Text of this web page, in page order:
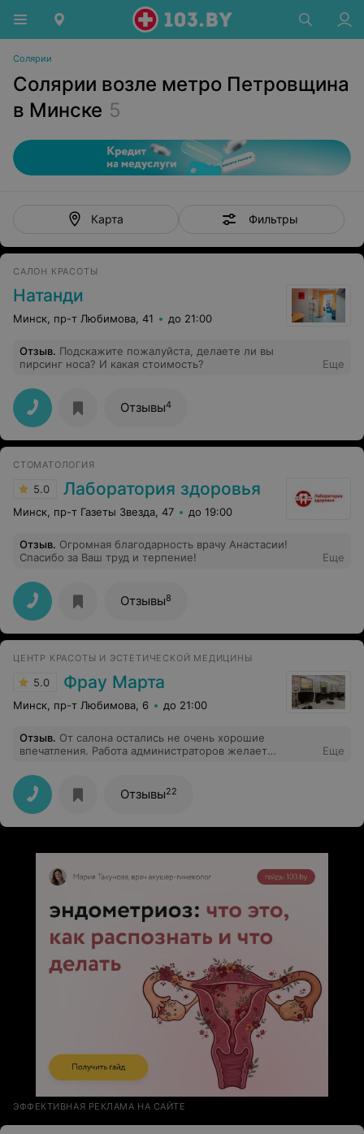
Солярии
Солярии возле метро Петровщина
в Минске 5
Карта Фильтры
САЛОН КРАСОТЫ
Натанди
Минск, пр-т Любимова, 41 до 21:00
Отзыв. Подскажите пожалуйста, делаете ли вы
пирсинг носа? И какая стоимость?
Еще
Отзывы4
СТОМАТОЛОГИЯ
5.0 Лаборатория здоровья
Минск, пр-т Газеты Звезда, 47 до 19:00
Отзыв. Огромная благодарность врачу Анастасии!
Спасибо за Ваш труд и терпение!
Еще
Отзывы8
ЦЕНТР КРАСОТЫ И ЭСТЕТИЧЕСКОЙ МЕДИЦИНЫ
5.0 Фрау Марта
Минск, пр-т Любимова, 6 до 21:00
Отзыв. От салона остались не очень хорошие
впечатления. Работа администраторов желает
нормально организовать.
Еще
Отзывы22
ЭФФЕКТИВНАЯ РЕКЛАМА НА САЙТЕ